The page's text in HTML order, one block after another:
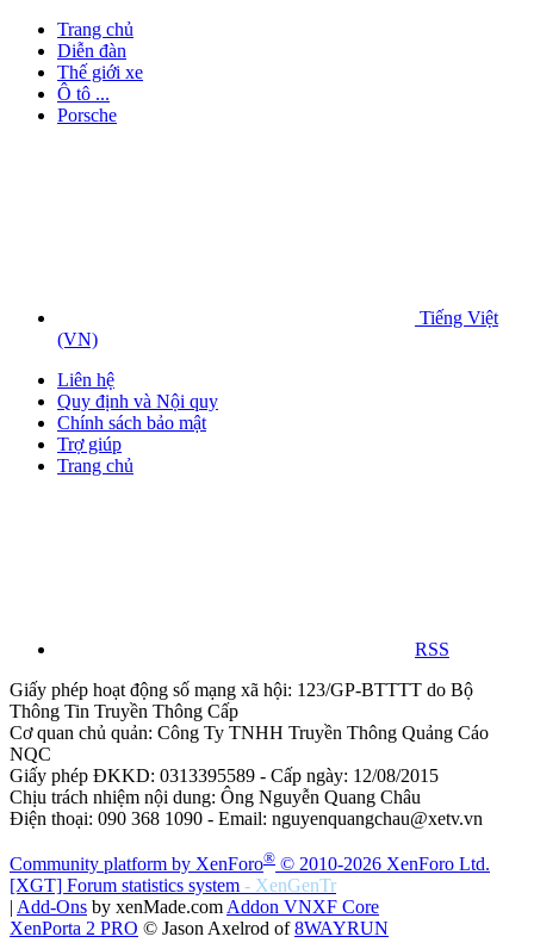
Trang chủ
Diễn đàn
Thế giới xe
Ô tô ...
Porsche
Tiếng Việt
(VN)
Liên hệ
Quy định và Nội quy
Chính sách bảo mật
Trợ giúp
Trang chủ
RSS
Giấy phép hoạt động số mạng xã hội: 123/GP-BTTTT do Bộ
Thông Tin Truyền Thông Cấp
Cơ quan chủ quản: Công Ty TNHH Truyền Thông Quảng Cáo
NQC
Giấy phép ĐKKD: 0313395589 - Cấp ngày: 12/08/2015
Chịu trách nhiệm nội dung: Ông Nguyễn Quang Châu
Điện thoại: 090 368 1090 - Email: nguyenquangchau@xetv.vn
Community platform by XenForo® © 2010-2026 XenForo Ltd.
[XGT] Forum statistics system - XenGenTr
| Add-Ons by xenMade.com Addon VNXF Core
XenPorta 2 PRO © Jason Axelrod of8WAYRUN